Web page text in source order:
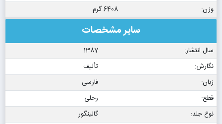
وزن:
6408 گرم
سایر مشخصات
سال انتشار:
1387
نگارش:
تألیف
زبان:
فارسی
قطع:
رحلی
نوع جلد:
گالینگور